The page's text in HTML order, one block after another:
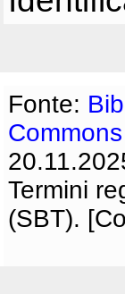
Fonte:
Termini
(SBT).